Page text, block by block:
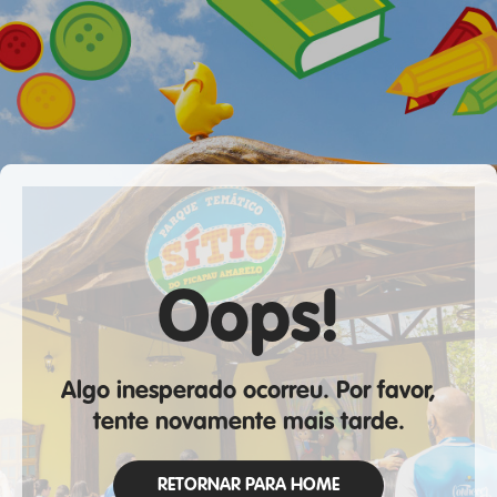
Oops!
Algo inesperado ocorreu. Por favor,
tente novamente mais tarde.
RETORNAR PARA HOME